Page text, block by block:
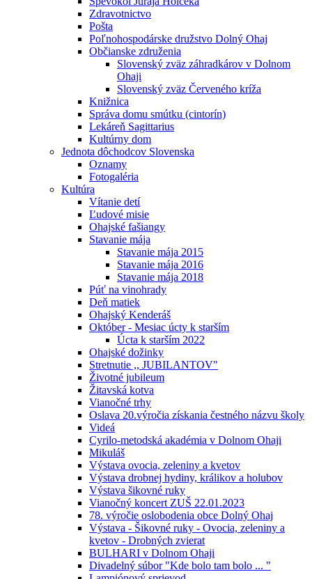
Zdravotnictvo
Pošta
Poľnohospodárske družstvo Dolný Ohaj
Občianske združenia
Slovenský zväz záhradkárov v Dolnom
Ohaji
Slovenský zväz Červeného kríža
Knižnica
Správa domu smútku (cintorín)
Lekáreň Sagittarius
Kultúrny dom
Jednota dôchodcov Slovenska
Oznamy
Fotogaléria
Kultúra
Vítanie detí
Ľudové misie
Ohajské fašiangy
Stavanie mája
Stavanie mája 2015
Stavanie mája 2016
Stavanie mája 2018
Púť na vinohrady
Deň matiek
Ohajský Kenderáš
Október - Mesiac úcty k starším
Úcta k starším 2022
Ohajské dožinky
Stretnutie ,, JUBILANTOV"
Životné jubileum
Žitavská kotva
Vianočné trhy
Oslava 20.výročia získania čestného názvu školy
Videá
Cyrilo-metodská akadémia v Dolnom Ohaji
Mikuláš
Výstava ovocia, zeleniny a kvetov
Výstava drobnej hydiny, králikov a holubov
Výstava šikovné ruky
Vianočný koncert ZUŠ 22.01.2023
78. výročie oslobodenia obce Dolný Ohaj
Výstava - Šikovné ruky - Ovocia, zeleniny a
kvetov - Drobných zvierat
BULHARI v Dolnom Ohaji
Divadelný súbor "Kde bolo tam bolo ... "